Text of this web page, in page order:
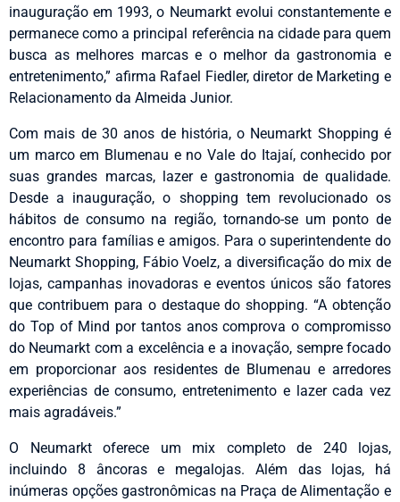
inauguração em 1993, o Neumarkt evolui constantemente e
permanece como a principal referência na cidade para quem
busca as melhores marcas e o melhor da gastronomia e
entretenimento,” afirma Rafael Fiedler, diretor de Marketing e
Relacionamento da Almeida Junior.
Com mais de 30 anos de história, o Neumarkt Shopping é
um marco em Blumenau e no Vale do Itajaí, conhecido por
suas grandes marcas, lazer e gastronomia de qualidade.
Desde a inauguração, o shopping tem revolucionado os
hábitos de consumo na região, tornando-se um ponto de
encontro para famílias e amigos. Para o superintendente do
Neumarkt Shopping, Fábio Voelz, a diversificação do mix de
lojas, campanhas inovadoras e eventos únicos são fatores
que contribuem para o destaque do shopping. “A obtenção
do Top of Mind por tantos anos comprova o compromisso
do Neumarkt com a excelência e a inovação, sempre focado
em proporcionar aos residentes de Blumenau e arredores
experiências de consumo, entretenimento e lazer cada vez
mais agradáveis.”
O Neumarkt oferece um mix completo de 240 lojas,
incluindo 8 âncoras e megalojas. Além das lojas, há
inúmeras opções gastronômicas na Praça de Alimentação e